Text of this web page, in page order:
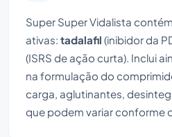
Super Super Vidalista
ativas: tadalafil (inibidor da
(ISRS de ação curta). Inclui
na formulação do
carga, aglutinantes,
que podem variar conforme